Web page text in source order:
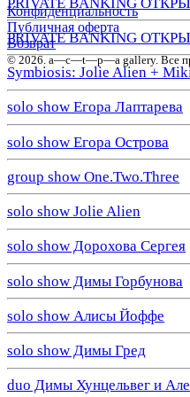
PRIVATE BANKING
Symbiosis: Jolie Alien +
solo show Егора Лаптарева
solo show Егора Острова
group show One.Two.Three
solo show Jolie Alien
solo show Дорохова Сергея
solo show Димы Горбунова
solo show Алисы Йоффе
solo show Димы Гред
duo Димы Хунцельвег и
Конфиденциальность
Публичная оферта
Возврат
© 2026. a—с—t—р—a gallery. Все